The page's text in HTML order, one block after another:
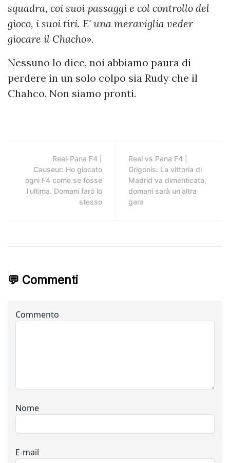
squadra, coi suoi passaggi e col controllo del
gioco, i suoi tiri. E' una meraviglia veder
giocare il Chacho».
Nessuno lo dice, noi abbiamo paura di
perdere in un solo colpo sia Rudy che il
Chahco. Non siamo pronti.
Real-Pana F4 |
Causeur: Ho giocato
ogni F4 come se fosse
l'ultima. Domani farò lo
stesso
Real vs Pana F4 |
Grigonis: La vittoria di
Madrid va dimenticata,
domani sarà un'altra
gara
💬 Commenti